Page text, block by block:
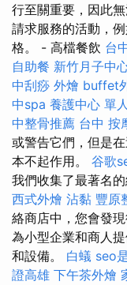
行至關重要，因此
請求服務的活動，
格。 - 高檔餐飲 台
自助餐 新竹月子中
中刮痧 外燴 buffet
中spa 養護中心 單
中整骨推薦 台中 按
或警告它們，但是
本不起作用。 谷歌
我們收集了最著名
西式外燴 沾黏 豐原
絡商店中，您會發
為小型企業和商人
和設備。 白蟻 seo
證高雄 下午茶外燴